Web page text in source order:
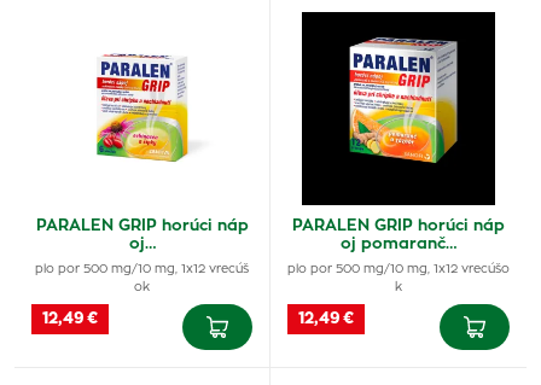
PARALEN GRIP horúci náp
oj…
plo por 500 mg/10 mg, 1x12 vrecúš
ok
12,49 €
PARALEN GRIP horúci náp
oj pomaranč…
plo por 500 mg/10 mg, 1x12 vrecúšo
k
12,49 €